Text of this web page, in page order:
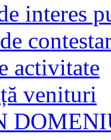
interes
activitate
venituri